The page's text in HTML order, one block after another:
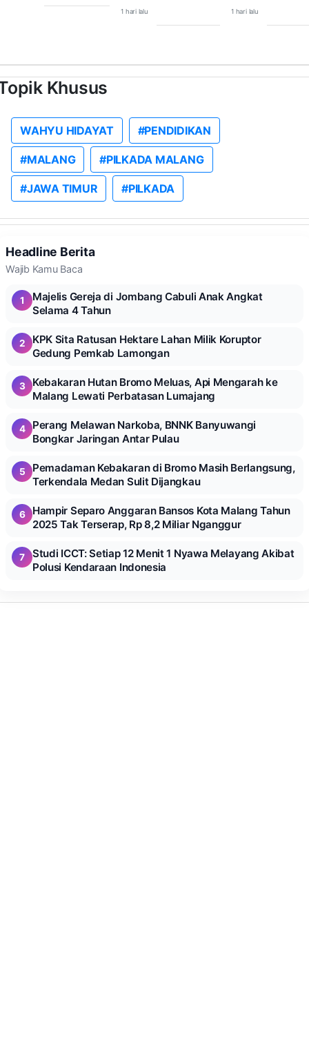
1 hari lalu 1 hari lalu
Khusus
WAHYU HIDAYAT #PENDIDIKAN
#MALANG #PILKADA MALANG
#JAWA TIMUR #PILKADA
Headline Berita
Wajib Kamu Baca
1
Majelis Gereja di Jombang Cabuli Anak Angkat
Selama 4 Tahun
2
KPK Sita Ratusan Hektare Lahan Milik Koruptor
Gedung Pemkab Lamongan
3
Kebakaran Hutan Bromo Meluas, Api Mengarah ke
Malang Lewati Perbatasan Lumajang
4
Perang Melawan Narkoba, BNNK Banyuwangi
Bongkar Jaringan Antar Pulau
5
Pemadaman Kebakaran di Bromo Masih Berlangsung,
Terkendala Medan Sulit Dijangkau
6
Hampir Separo Anggaran Bansos Kota Malang Tahun
2025 Tak Terserap, Rp 8,2 Miliar Nganggur
7
Studi ICCT: Setiap 12 Menit 1 Nyawa Melayang Akibat
Polusi Kendaraan Indonesia